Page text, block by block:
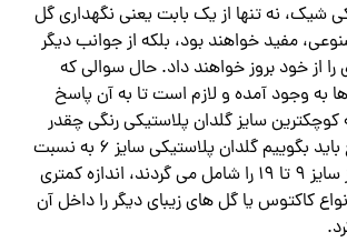
شیک، نه تنها از یک بابت یعنی نگهداری گل
مفید خواهند بود، بلکه از جوانب دیگر
را از خود بروز خواهند داد. حال سوالی که
به وجود آمده و لازم است تا به آن پاسخ
سایز گلدان پلاستیکی رنگی چقدر
می باشد؟ در پاسخ باید بگوییم گلدان پلاستیکی سایز 6 به نسبت
سایر گلدان ها که از سایز 9 تا 19 را شامل می گردند، اندازه کمتری
کاکتوس یا گل های زیبای دیگر را داخل آن